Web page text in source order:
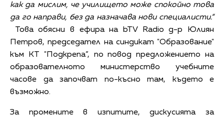
как да мислим, че училището може спокойно това
да го направи, без да назначава нови специалисти.“
Това обясни в ефира на bTV Radio д-р Юлиян
Петров, председател на синдикат "Образование"
към КТ "Подкрепа”, по повод предложението на
образователното министерство учебните
часове да започват по-късно там, където е
възможно.
За промените в изпитите, дискусията за